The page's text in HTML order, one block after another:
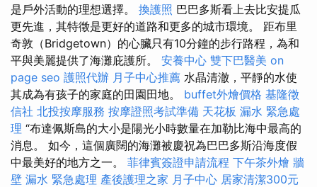
是戶外活動的理想選擇。 換護照 巴巴多斯看上去比安提瓜
更先進，其特徵是更好的道路和更多的城市環境。 距布里
奇敦（Bridgetown）的心臟只有10分鐘的步行路程，為和
平與美麗提供了海灘庇護所。 安養中心 雙下巴醫美 on
page seo 護照代辦 月子中心推薦 水晶清澈，平靜的水使
其成為有孩子的家庭的田園田地。 buffet外燴價格 基隆徵
信社 北投按摩服務 按摩證照考試準備 天花板 漏水 緊急處
理 “布達佩斯島的大小是陽光小時數量在加勒比海中最高的
消息。 如今，這個廣闊的海灘被慶祝為巴巴多斯沿海度假
中最美好的地方之一。 菲律賓簽證申請流程 下午茶外燴 牆
壁 漏水 緊急處理 產後護理之家 月子中心 居家清潔300元